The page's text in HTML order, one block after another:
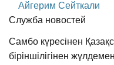
Айгерим Сейткали
Служба новостей
Самбо күресінен
біріншілігінен